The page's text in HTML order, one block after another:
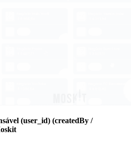
(user_id) (createdBy /